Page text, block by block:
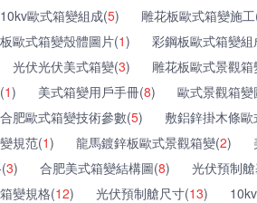
歐式箱變組成(5)
雕花板歐式箱變施
歐式箱變殼體圖片(1)
彩鋼板歐式箱變組
光伏光伏美式箱變(3)
雕花板歐式景觀
1) 美式箱變用戶手冊(8)
歐式景觀箱
合肥歐式箱變技術參數(5)
敷鋁鋅掛木條
規范(1) 龍馬鍍鋅板歐式景觀箱變(2)
3) 合肥美式箱變結構圖(8)
光伏預制
變規格(12) 光伏預制艙尺寸(13)